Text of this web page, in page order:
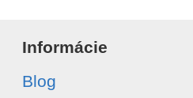
Informácie
Blog